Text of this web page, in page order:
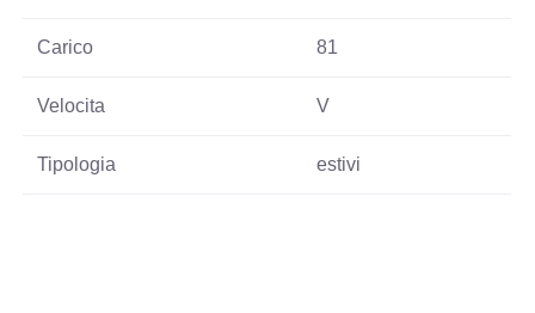
Carico 81
Velocita V
Tipologia estivi